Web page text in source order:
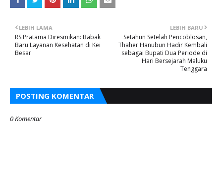
LEBIH BARU
Setahun Setelah Pencoblosan,
Thaher Hanubun Hadir Kembali
sebagai Bupati Dua Periode di
Hari Bersejarah Maluku
Tenggara
LEBIH LAMA
RS Pratama Diresmikan: Babak
Baru Layanan Kesehatan di Kei
Besar
POSTING KOMENTAR
0 Komentar